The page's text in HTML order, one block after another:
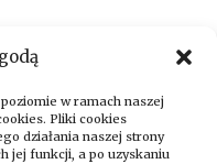
w ramach naszej
Pliki cookies
działania naszej strony
jej funkcji, a po uzyskaniu